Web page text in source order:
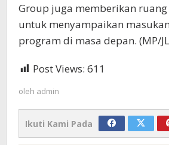
Group juga memberikan ruang
untuk menyampaikan
program di masa depan. (MP/
Post Views: 611
oleh admin
Ikuti Kami Pada